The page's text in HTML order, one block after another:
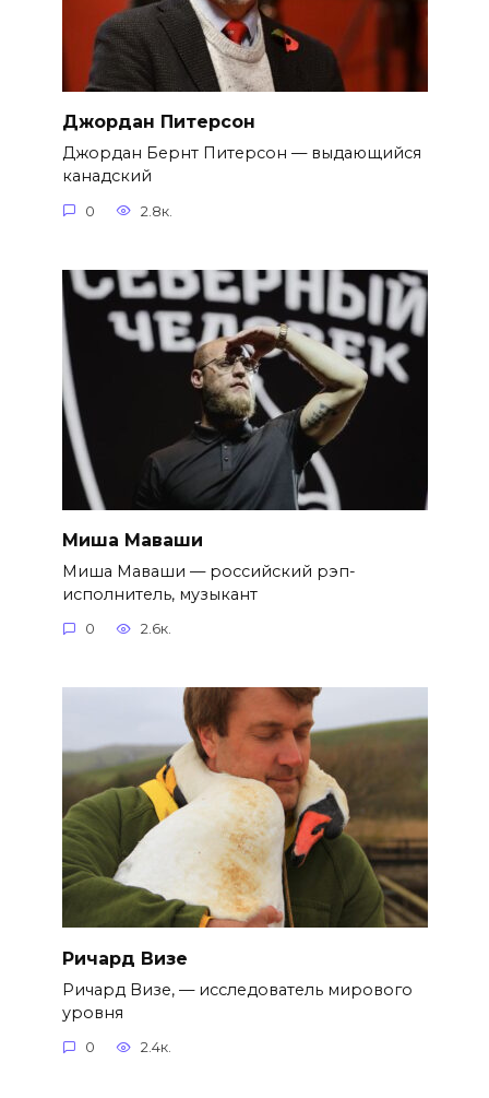
Джордан Питерсон
Джордан Бернт Питерсон — выдающийся
канадский
0 2.8к.
Миша Маваши
Миша Маваши — российский рэп-
исполнитель, музыкант
0 2.6к.
Ричард Визе
Ричард Визе, — исследователь мирового
уровня
0 2.4к.